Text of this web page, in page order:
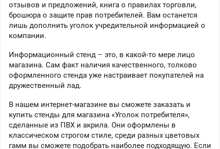
отзывов и предложений, книга о правилах торговли,
брошюра о защите прав потребителей. Вам останется
лишь дополнить уголок учредительной информацией о
компании.
Информационный стенд – это, в какой-то мере лицо
магазина. Сам факт наличия качественного, толково
оформленного стенда уже настраивает покупателей на
дружественный лад.
В нашем интернет-магазине вы сможете заказать и
купить стенды для магазина «Уголок потребителя»,
сделанные из ПВХ и акрила. Они оформлены в
классическом строгом стиле, среди разных цветовых
гамм вы сможете подобрать наиболее подходящую. Если